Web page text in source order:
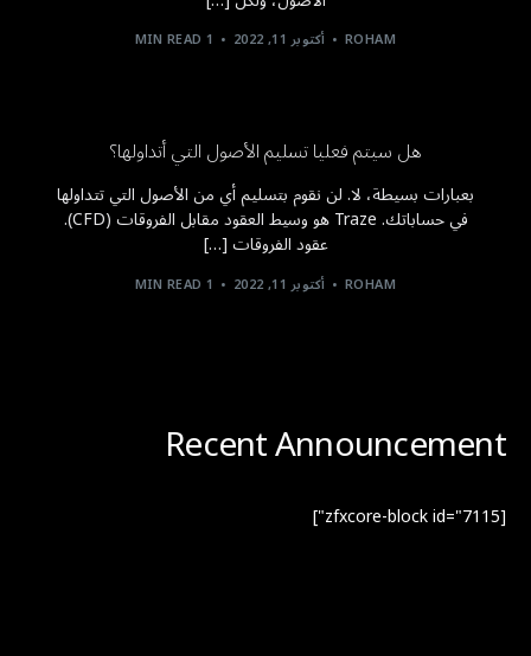
ROHAM أكتوبر 11, 2022 1 MIN READ
هل سيتم فعليا تسليم الأصول التي أتداولها؟
بعبارات بسيطة، لا. لن نقوم بتسليم أي من الأصول التي تتداولها
في حساباتك. Traze هو وسيط العقود مقابل الفروقات (CFD).
عقود الفروقات […]
ROHAM أكتوبر 11, 2022 1 MIN READ
Recent Announcement
[zfxcore-block id="7115"]